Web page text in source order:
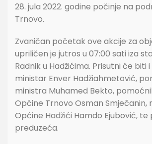
28. jula 2022. godine počinje na
Trnovo.
Zvaničan početak ove akcije za
upriličen je jutros u 07:00 sati iza
Radnik u Hadžićima. Prisutni će biti
ministar Enver Hadžiahmetović,
ministra Muhamed Bekto,
Općine Trnovo Osman Smječanin,
Općine Hadžići Hamdo Ejubović,
preduzeća.